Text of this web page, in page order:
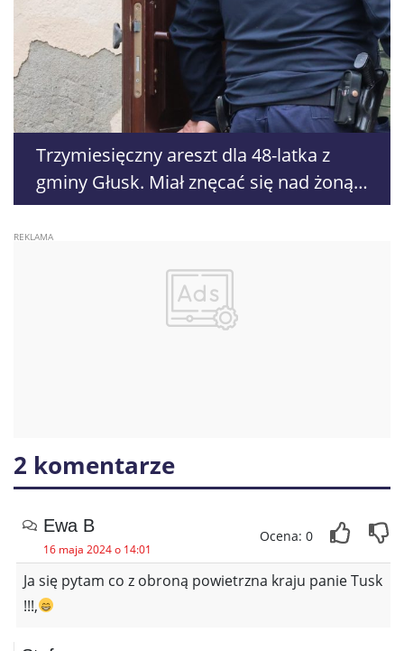
Trzymiesięczny areszt dla 48-latka z
gminy Głusk. Miał znęcać się nad żoną i
córkami
2 komentarze
Ewa B
16 maja 2024 o 14:01
Ocena: 0
Ja się pytam co z obroną powietrzna kraju panie Tusk
!!!,